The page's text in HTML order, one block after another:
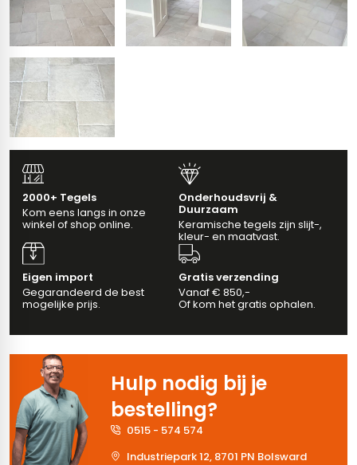
2000+ Tegels
Kom eens langs in onze
winkel of shop online.
Onderhoudsvrij &
Duurzaam
Keramische tegels zijn slijt-,
kleur- en maatvast.
Eigen import
Gegarandeerd de best
mogelijke prijs.
Gratis verzending
Vanaf € 850,-
Of kom het gratis ophalen.
Hulp nodig bij je
bestelling?
0515 - 574 574
Industriepark 12, 8701 PN Bolsward
33 x 33 cm